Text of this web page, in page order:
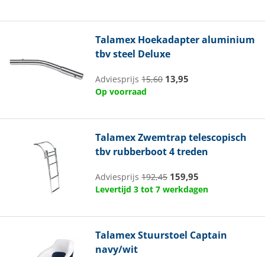
Talamex Hoekadapter aluminium
tbv steel Deluxe
Adviesprijs15,60 13,95
Op voorraad
TalamexZwemtrap telescopisch
tbv rubberboot 4 treden
Adviesprijs192,45 159,95
Levertijd 3 tot 7 werkdagen
TalamexStuurstoel Captain
navy/wit